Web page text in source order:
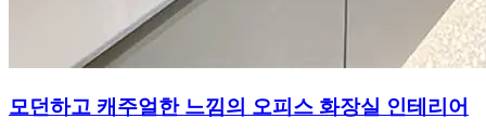
모던하고 캐주얼한 느낌의 오피스 화장실 인테리어